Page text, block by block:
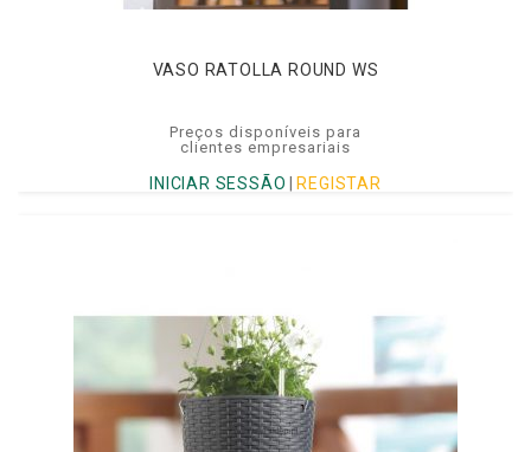
VASO RATOLLA ROUND WS
Preços disponíveis para
clientes empresariais
INICIAR SESSÃO REGISTAR